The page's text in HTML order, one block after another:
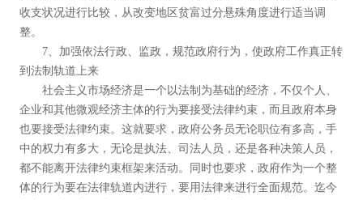
收支状况进行比较，从改变地区贫富过分悬殊角度进行适当调
整。
7、加强依法行政、监政，规范政府行为，使政府工作真正转
到法制轨道上来
社会主义市场经济是一个以法制为基础的经济，不仅个人、
企业和其他微观经济主体的行为要接受法律约束，而且政府本身
也要接受法律约束。这就要求，政府公务员无论职位有多高，手
中的权力有多大，无论是执法、司法人员，还是各种决策人员，
都不能离开法律约束框架来活动。同时也要求，政府作为一个整
体的行为要在法律轨道内进行，要用法律来进行全面规范。迄今